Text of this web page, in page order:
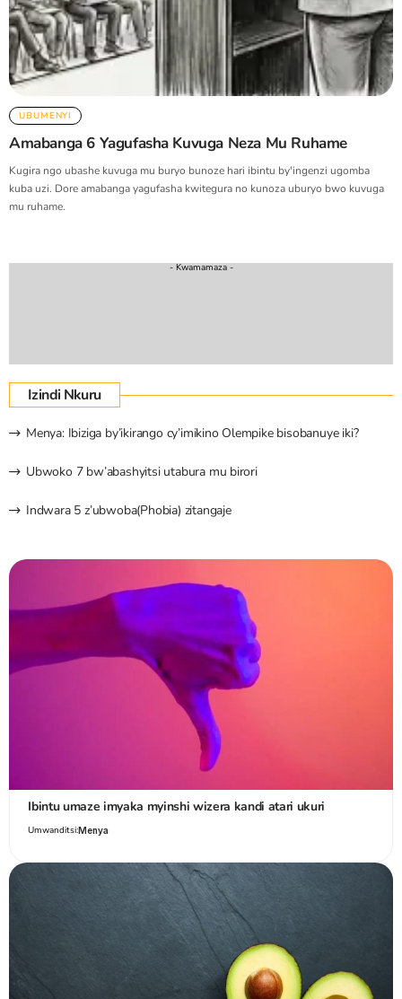
UBUMENYI
Amabanga 6 Yagufasha Kuvuga Neza Mu Ruhame
Kugira ngo ubashe kuvuga mu buryo bunoze hari ibintu by'ingenzi ugomba
kuba uzi. Dore amabanga yagufasha kwitegura no kunoza uburyo bwo kuvuga
mu ruhame.
- Kwamamaza -
Izindi Nkuru
Menya: Ibiziga by’ikirango cy’imikino Olempike bisobanuye iki?
Ubwoko 7 bw’abashyitsi utabura mu birori
Indwara 5 z’ubwoba(Phobia) zitangaje
Ibintu umaze imyaka myinshi wizera kandi atari ukuri
Umwanditsi:Menya